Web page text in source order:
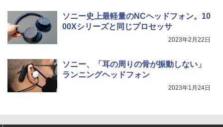
ソニー史上最軽量のNCヘッドフォン。10
00Xシリーズと同じプロセッサ
2023年2月22日
ソニー、「耳の周りの骨が振動しない」
ランニングヘッドフォン
2023年1月24日